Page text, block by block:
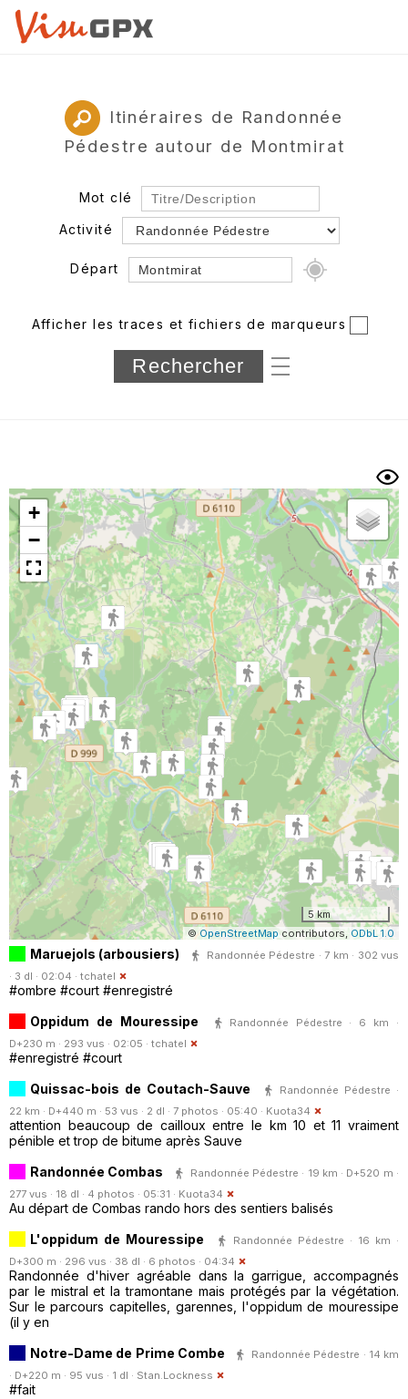
Itinéraires de Randonnée
Pédestre autour de Montmirat
Mot clé
Activité
Départ
Département
Longueur min/max
Trier par
Horodatage Photos
Afficher les traces et fichiers de marqueurs
+
−
5 km
© OpenStreetMap contributors, ODbL 1.0
Maruejols (arbousiers)
Randonnée Pédestre · 7 km · 302 vus
· 3 dl · 02:04 · tchatel
#ombre #court #enregistré
Oppidum de Mouressipe
Randonnée Pédestre · 6 km ·
D+230 m · 293 vus · 02:05 · tchatel
#enregistré #court
Quissac-bois de Coutach-Sauve
Randonnée Pédestre ·
22 km · D+440 m · 53 vus · 2 dl · 7 photos · 05:40 · Kuota34
attention beaucoup de cailloux entre le km 10 et 11 vraiment
pénible et trop de bitume après Sauve
Randonnée Combas
Randonnée Pédestre · 19 km · D+520 m ·
277 vus · 18 dl · 4 photos · 05:31 · Kuota34
Au départ de Combas rando hors des sentiers balisés
L'oppidum de Mouressipe
Randonnée Pédestre · 16 km ·
D+300 m · 296 vus · 38 dl · 6 photos · 04:34
Randonnée d'hiver agréable dans la garrigue, accompagnés
par le mistral et la tramontane mais protégés par la végétation.
Sur le parcours capitelles, garennes, l'oppidum de mouressipe
(il y en
Notre-Dame de Prime Combe
Randonnée Pédestre · 14 km
· D+220 m · 95 vus · 1 dl · Stan.Lockness
#fait